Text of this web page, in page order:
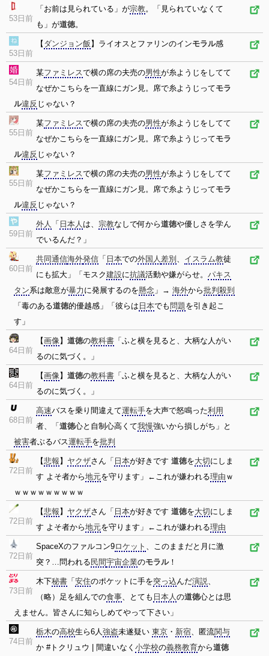
53日前
「お前は見られている」が宗教。「見られていなくて
も」が道徳。
53日前
【 ダンジョン飯 】ライオスとファリンのインモラル感
54日前
某ファミレスで横の席の夫売の男性が糸ようじをしてて
なぜかこちらを一直線にガン見。席で糸ようじってモラ
ル違反 じゃない？
55日前
某ファミレスで横の席の夫売の男性が糸ようじをしてて
なぜかこちらを一直線にガン見。席で糸ようじってモラ
ル違反 じゃない？
55日前
某ファミレスで横の席の夫売の男性が糸ようじをしてて
なぜかこちらを一直線にガン見。席で糸ようじってモラ
ル違反 じゃない？
59日前
外人 「 日本人 は、 宗教なしで何から道徳や優しさを学ん
でいるんだ？」
60日前
共同通信海外発信 「 日本での外国人 差別 、 イスラム教徒
にも拡大」「モスク建設に抗議活動や嫌がらせ。 パキス
タン系は敵意が暴力 に発展するのを懸念 」→ 海外から批判 殺到
「毒のある道徳的優越感」「彼らは 日本でも 問題を引き起こ
す」
64日前
【画像】 道徳の教科書 「ふと横を見ると、大柄な人がい
るのに気づく。」
64日前
【画像】 道徳の教科書 「ふと横を見ると、大柄な人がい
るのに気づく。」
68日前
高速バスを乗り間違えて運転手を大声で怒鳴った利用
者、「 道徳心と自制心高くて我慢強いから損しがち」と
被害者ぶるバス運転手を批判
72日前
【悲報 】 ヤクザさん「 日本が好きです 道徳を大切にしま
す よそ者から地元を守ります」←これが嫌われる理由 ｗ
ｗｗｗｗｗｗｗｗｗ
72日前
【悲報 】 ヤクザさん「 日本が好きです 道徳を大切にしま
す よそ者から地元を守ります」←これが嫌われる理由
72日前
SpaceXのファルコン9ロケット 、このままだと月に激
突？…問われる 民間宇宙企業のモラル！
73日前
木下秘書 「 安住のポケットに手を突っ込んだ演説、
（略）足を組んでの食事、とても 日本人の道徳心とは思
えません。皆さんに知らしめてやって下さい」
74日前
栃木の高校生ら6人強盗未遂疑い 東京 ・ 新宿、匿流関与
か #トクリュウ | 間違いなく 小学校の義務教育から道徳